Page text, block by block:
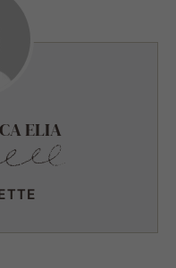
ELIA